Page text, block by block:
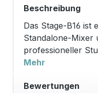
Beschreibung
Das Stage-B16 ist
Standalone-Mixer
professioneller
Mehr
Bewertungen